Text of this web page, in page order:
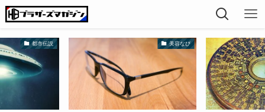
美容なび 掃除